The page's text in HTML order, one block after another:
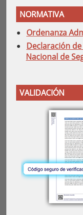
NORMATIVA
Ordenanza
Declaración
Nacional de
VALIDACIÓN